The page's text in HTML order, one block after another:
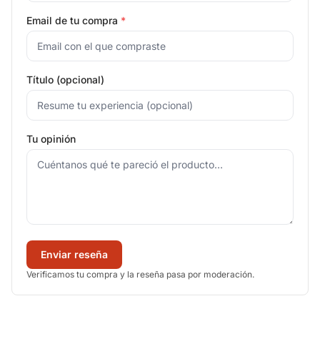
Email de tu compra *
Título (opcional)
Tu opinión
Enviar reseña
Verificamos tu compra y la reseña pasa por moderación.